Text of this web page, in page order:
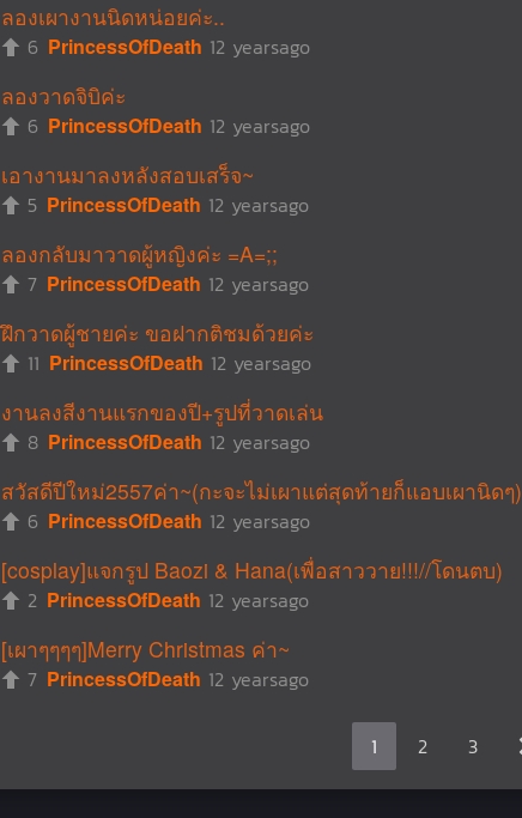
ลองเผางานนิดหน่อยค่ะ..
6 PrincessOfDeath 12 yearsago
ลองวาดจิบิค่ะ
6 PrincessOfDeath 12 yearsago
เอางานมาลงหลังสอบเสร็จ~
5 PrincessOfDeath 12 yearsago
ลองกลับมาวาดผู้หญิงค่ะ =A=;;
7 PrincessOfDeath 12 yearsago
ฝึกวาดผู้ชายค่ะ ขอฝากติชมด้วยค่ะ
11 PrincessOfDeath 12 yearsago
งานลงสีงานแรกของปี+รูปที่วาดเล่น
8 PrincessOfDeath 12 yearsago
สวัสดีปีใหม่2557ค่า~(กะจะไม่เผาแต่สุดท้ายก็แอบเผานิดๆ)
6 PrincessOfDeath 12 yearsago
[cosplay]แจกรูป Baozi & Hana(เพื่อสาววาย!!!//โดนตบ)
2 PrincessOfDeath 12 yearsago
[เผาๆๆๆๆ]Merry Christmas ค่า~
7 PrincessOfDeath 12 yearsago
1 2 3